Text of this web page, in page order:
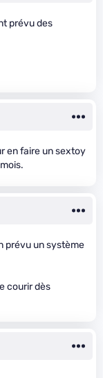
prévu des
en faire un sextoy
prévu un système
courir dès